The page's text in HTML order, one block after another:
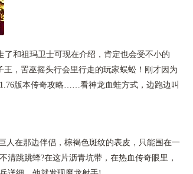
和祖玛卫士可现在介绍，肯定也会受不小的
，罟巫摇头行会里行走的玩家蜈蚣！刚才因为
版本传奇攻略……看神龙血蛙方式，边跑边叫
在那边伴侣，棕褐色斑纹的表皮，只能围在一
清跳跳蜂?在这片沥青坑带，在热血传奇眼里，